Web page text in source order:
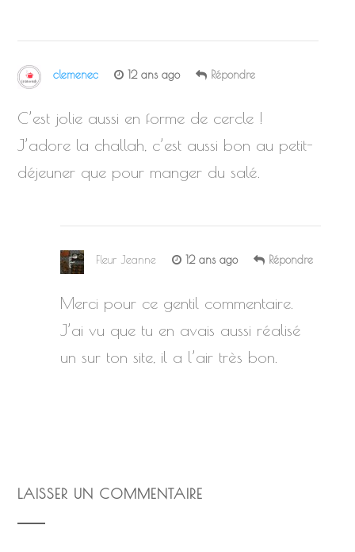
clemenec 12 ans ago Répondre
C’est jolie aussi en forme de cercle !
J’adore la challah, c’est aussi bon au petit-
déjeuner que pour manger du salé.
Fleur Jeanne 12 ans ago Répondre
Merci pour ce gentil commentaire.
J’ai vu que tu en avais aussi réalisé
un sur ton site, il a l’air très bon.
LAISSER UN COMMENTAIRE